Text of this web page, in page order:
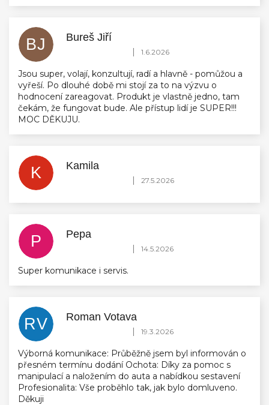
BJ Bureš Jiří
Hodnocení obchodu je 5 z 5 hvězdiček.
| 1.6.2026
Jsou super, volají, konzultují, radí a hlavně - pomůžou a
vyřeší. Po dlouhé době mi stojí za to na výzvu o
hodnocení zareagovat. Produkt je vlastně jedno, tam
čekám, že fungovat bude. Ale přístup lidí je SUPER!!!
MOC DĚKUJU.
K Kamila
Hodnocení obchodu je 5 z 5 hvězdiček.
| 27.5.2026
P Pepa
Hodnocení obchodu je 5 z 5 hvězdiček.
| 14.5.2026
Super komunikace i servis.
RV Roman Votava
Hodnocení obchodu je 5 z 5 hvězdiček.
| 19.3.2026
Výborná komunikace: Průběžně jsem byl informován o
přesném termínu dodání Ochota: Díky za pomoc s
manipulací a naložením do auta a nabídkou sestavení
Profesionalita: Vše proběhlo tak, jak bylo domluveno.
Děkuji